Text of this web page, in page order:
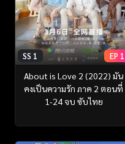
SS 1 EP 1
About is Love 2 (2022) มัน
คงเป็นความรัก ภาค 2 ตอนที่
1-24 จบ ซับไทย